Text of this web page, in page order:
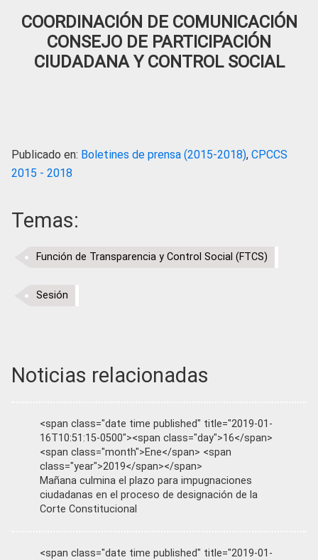
COORDINACIÓN DE COMUNICACIÓN
CONSEJO DE PARTICIPACIÓN
CIUDADANA Y CONTROL SOCIAL
Publicado en: Boletines de prensa (2015-2018), CPCCS
2015 - 2018
Temas:
Función de Transparencia y Control Social (FTCS)
Sesión
Noticias relacionadas
<span class="date time published" title="2019-01-
16T10:51:15-0500"><span class="day">16</span>
<span class="month">Ene</span> <span
class="year">2019</span></span>
Mañana culmina el plazo para impugnaciones
ciudadanas en el proceso de designación de la
Corte Constitucional
<span class="date time published" title="2019-01-